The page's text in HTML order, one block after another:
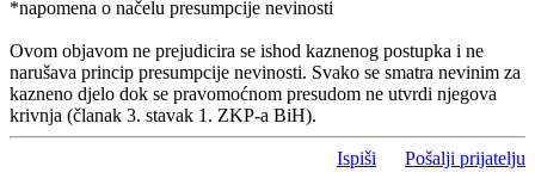
*napomena o načelu presumpcije nevinosti
Ovom objavom ne prejudicira se ishod kaznenog postupka i ne
narušava princip presumpcije nevinosti. Svako se smatra nevinim za
kazneno djelo dok se pravomoćnom presudom ne utvrdi njegova
krivnja (članak 3. stavak 1. ZKP-a BiH).
Ispiši Pošalji prijatelju